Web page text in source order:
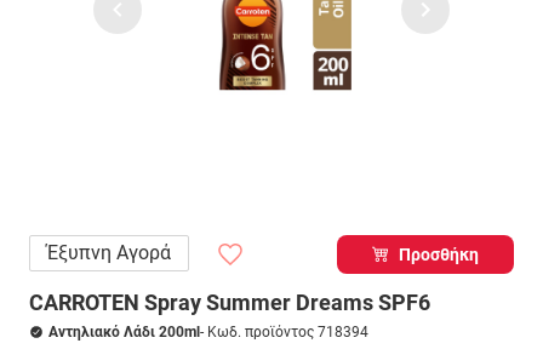
Έξυπνη Αγορά Προσθήκη
CARROTEN Spray Summer Dreams SPF6
Αντηλιακό Λάδι 200ml - Κωδ. προϊόντος 718394